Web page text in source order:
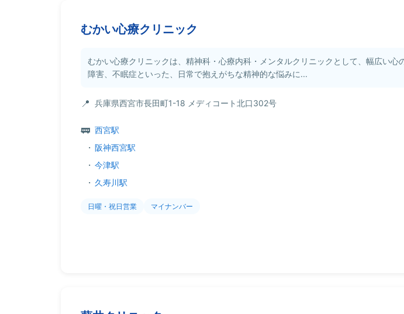
むかい心療クリニック
むかい心療クリニックは、精神科・心療内科・メンタルクリニックとして、幅広い
障害、不眠症といった、日常で抱えがちな精神的な悩みに...
兵庫県西宮市長田町1-18 メディコート北口302号
西宮駅
・ 阪神西宮駅
・ 今津駅
・ 久寿川駅
日曜・祝日営業 マイナンバー